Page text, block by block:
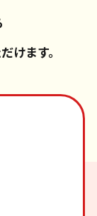
けます。